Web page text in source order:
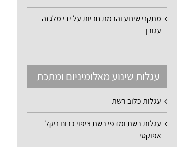
מתקני שינוע והרמת חביות על ידי מלגזה
עגורן
עגלות שינוע מאלומיניום ומתכת
עגלות כלוב רשת
עגלות רשת ומדפי רשת ציפוי כרום ניקל -
אפוקסי